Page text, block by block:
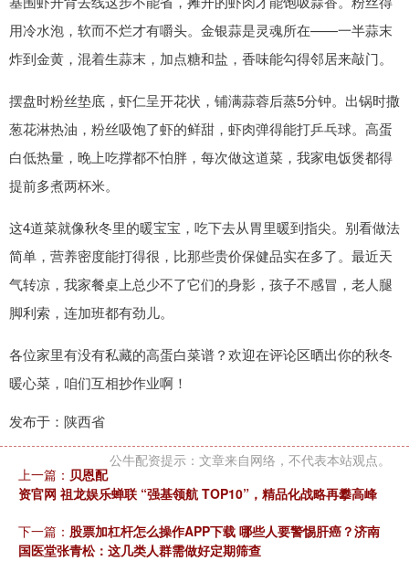
用冷水泡，软而不烂才有嚼头。金银蒜是灵魂所在——一半蒜末
炸到金黄，混着生蒜末，加点糖和盐，香味能勾得邻居来敲门。
摆盘时粉丝垫底，虾仁呈开花状，铺满蒜蓉后蒸5分钟。出锅时撒
葱花淋热油，粉丝吸饱了虾的鲜甜，虾肉弹得能打乒乓球。高蛋
白低热量，晚上吃撑都不怕胖，每次做这道菜，我家电饭煲都得
提前多煮两杯米。
这4道菜就像秋冬里的暖宝宝，吃下去从胃里暖到指尖。别看做法
简单，营养密度能打得很，比那些贵价保健品实在多了。最近天
气转凉，我家餐桌上总少不了它们的身影，孩子不感冒，老人腿
脚利索，连加班都有劲儿。
各位家里有没有私藏的高蛋白菜谱？欢迎在评论区晒出你的秋冬
暖心菜，咱们互相抄作业啊！
发布于：陕西省
公牛配资提示：文章来自网络，不代表本站观点。
上一篇： 贝恩配
资官网 祖龙娱乐蝉联 “强基领航 TOP10”，精品化战略再攀高峰
下一篇： 股票加杠杆怎么操作APP下载 哪些人要警惕肝癌？济南
国医堂张青松：这几类人群需做好定期筛查